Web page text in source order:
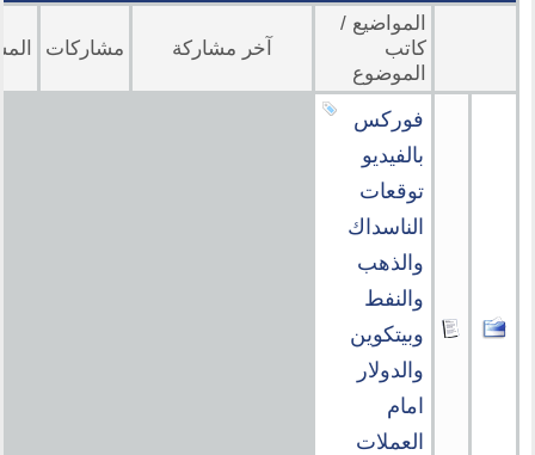
المواضيع /
كاتب
الموضوع
آخر مشاركة مشاركات
فوركس
بالفيديو
توقعات
الناسداك
والذهب
والنفط
وبيتكوين
والدولار
امام
العملات